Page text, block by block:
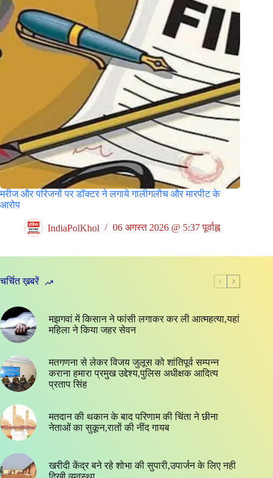
मरीज और परिजनों पर डॉक्टर ने लगाये गालीगलौच और मारपीट के
आरोप
IndiaPolKhol 06 अगस्त 2026 @ 5:37 पूर्वाह्न
चर्चित ख़बरें
मझगवां में किसान ने फांसी लगाकर कर ली आत्महत्या,यहां
महिला ने किया जहर सेवन
मतगणना से लेकर विजय जुलूस को शांतिपूर्व सम्पन्न
कराना हमारा प्रमुख उद्देश्य,पुलिस अधीक्षक आदित्य
प्रताप सिंह
मतदान की थकान के बाद परिणाम की चिंता ने छीना
नेताओं का सुकून,रातों की नींद गायब
खरीदी केंद्र बने रहे शोभा की सुपारी,उपार्जन के लिए नही